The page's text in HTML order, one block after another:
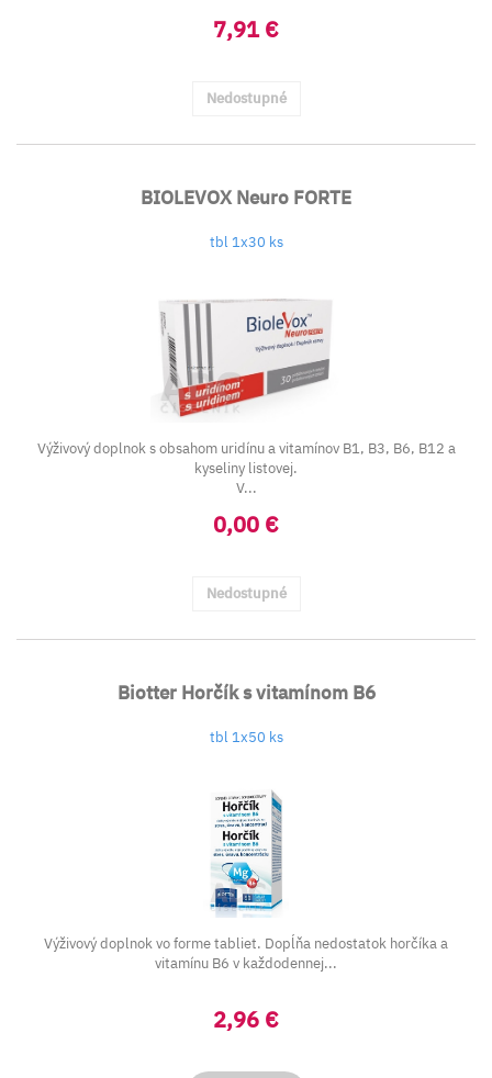
7,91 €
Nedostupné
BIOLEVOX Neuro FORTE
tbl 1x30 ks
Výživový doplnok s obsahom uridínu a vitamínov B1, B3, B6, B12 a
kyseliny listovej.
V...
0,00 €
Nedostupné
Biotter Horčík s vitamínom B6
tbl 1x50 ks
Výživový doplnok vo forme tabliet. Dopĺňa nedostatok horčíka a
vitamínu B6 v každodennej...
2,96 €